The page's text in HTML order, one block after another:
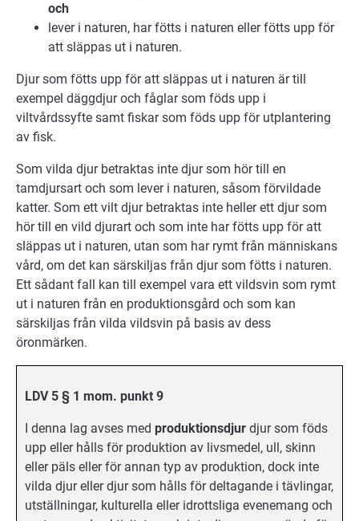
och
lever i naturen, har fötts i naturen eller fötts upp för
att släppas ut i naturen.
Djur som fötts upp för att släppas ut i naturen är till
exempel däggdjur och fåglar som föds upp i
viltvårdssyfte samt fiskar som föds upp för utplantering
av fisk.
Som vilda djur betraktas inte djur som hör till en
tamdjursart och som lever i naturen, såsom förvildade
katter. Som ett vilt djur betraktas inte heller ett djur som
hör till en vild djurart och som inte har fötts upp för att
släppas ut i naturen, utan som har rymt från människans
vård, om det kan särskiljas från djur som fötts i naturen.
Ett sådant fall kan till exempel vara ett vildsvin som rymt
ut i naturen från en produktionsgård och som kan
särskiljas från vilda vildsvin på basis av dess
öronmärken.
LDV 5 § 1 mom. punkt 9
I denna lag avses med produktionsdjur djur som föds
upp eller hålls för produktion av livsmedel, ull, skinn
eller päls eller för annan typ av produktion, dock inte
vilda djur eller djur som hålls för deltagande i tävlingar,
utställningar, kulturella eller idrottsliga evenemang och